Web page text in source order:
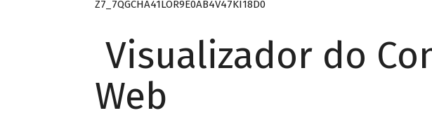
Z7_7QGCHA41LOR9E0AB4V47KI18D0
Visualizador do
Web